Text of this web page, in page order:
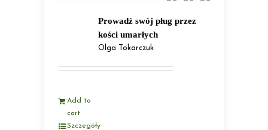
Prowadź swój pług przez
kości umarłych
Olga Tokarczuk
Add to
cart
Szczegóły